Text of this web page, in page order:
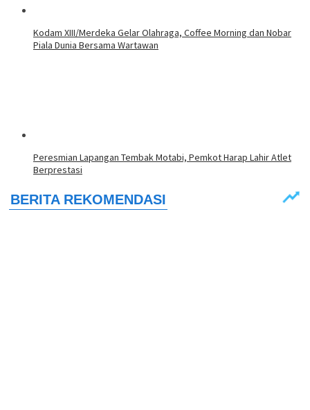
Kodam XIII/Merdeka Gelar Olahraga, Coffee Morning dan Nobar
Piala Dunia Bersama Wartawan
Peresmian Lapangan Tembak Motabi, Pemkot Harap Lahir Atlet
Berprestasi